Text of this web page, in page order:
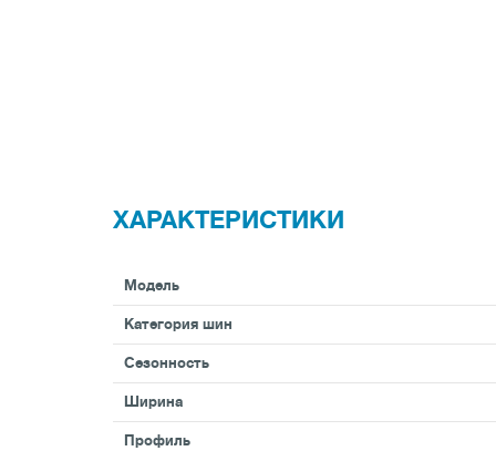
ХАРАКТЕРИСТИКИ
Модель
Категория шин
Сезонность
Ширина
Профиль